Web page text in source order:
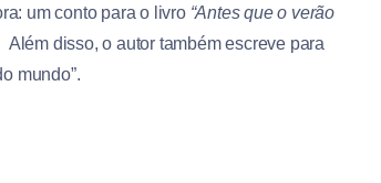
um conto para o livro “Antes que o verão
disso, o autor também escreve para
mundo”.